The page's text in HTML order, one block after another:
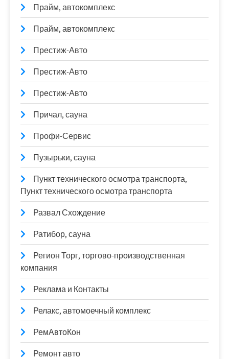
Прайм, автокомплекс
Прайм, автокомплекс
Престиж-Авто
Престиж-Авто
Престиж-Авто
Причал, сауна
Профи-Сервис
Пузырьки, сауна
Пункт технического осмотра транспорта,
Пункт технического осмотра транспорта
Развал Схождение
Ратибор, сауна
Регион Торг, торгово-производственная
компания
Реклама и Контакты
Релакс, автомоечный комплекс
РемАвтоКон
Ремонт авто